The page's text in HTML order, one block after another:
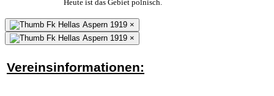
Heute ist das Gebiet polnisch.
×
×
Vereinsinformationen: